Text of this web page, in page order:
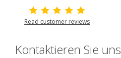
Read customer reviews
Kontaktieren Sie uns